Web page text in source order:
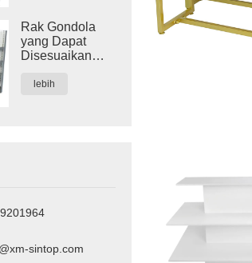
Rak Gondola
yang Dapat
Disesuaikan
lebih
sintop.com